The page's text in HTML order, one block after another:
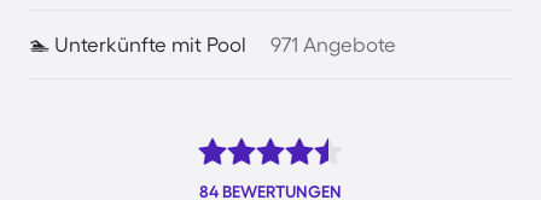
🏊 Unterkünfte mit Pool 971 Angebote
84 BEWERTUNGEN